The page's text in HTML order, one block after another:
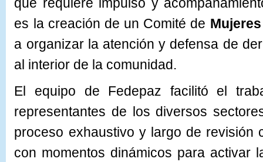
es la creación de un Comité de Mujeres
a organizar la atención y defensa de
al interior de la comunidad.
El equipo de Fedepaz facilitó el
representantes de los diversos
proceso exhaustivo y largo de revisión
con momentos dinámicos para activar